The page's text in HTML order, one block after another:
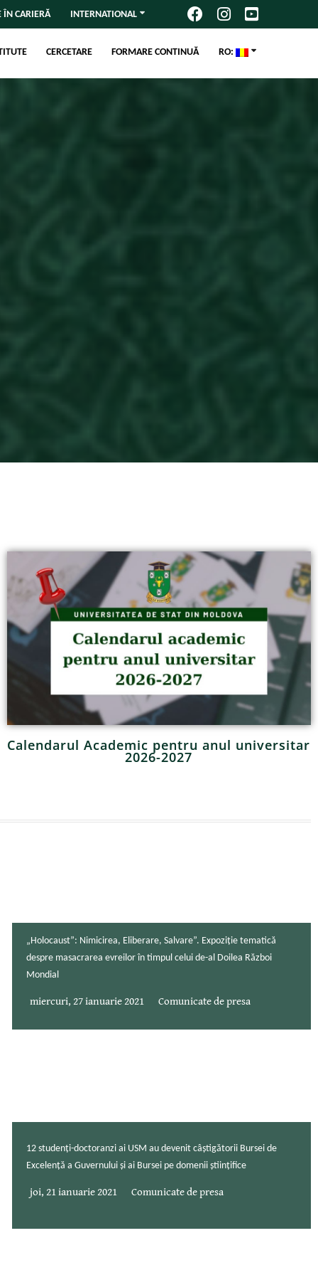
ÎN CARIERĂ INTERNATIONAL
CERCETARE FORMARE CONTINUĂ RO:
Calendarul Academic pentru anul universitar
2026-2027
„Holocaust”: Nimicirea, Eliberare, Salvare”. Expoziție tematică
despre masacrarea evreilor în timpul celui de-al Doilea Război
Mondial
miercuri, 27 ianuarie 2021 Comunicate de presa
12 studenți-doctoranzi ai USM au devenit câștigătorii Bursei de
Excelență a Guvernului și ai Bursei pe domenii științifice
joi, 21 ianuarie 2021 Comunicate de presa